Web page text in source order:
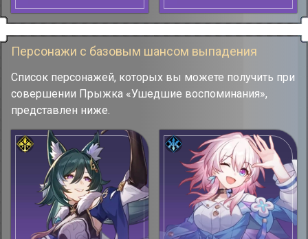
Персонажи с базовым шансом выпадения
Список персонажей, которых вы можете получить при
совершении Прыжка «Ушедшие воспоминания»,
представлен ниже.